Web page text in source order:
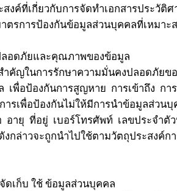
กี่ยวกับการจัดทำเอกสารประวัติศา
ตรการป้องกันข้อมูลส่วนบุคคลที่เหมาะ
ลอดภัยและคุณภาพของข้อมูล
นการรักษาความมั่นคงปลอดภัยของ
เพื่อป้องกันการสูญหาย การเข้าถึง ก
รเพื่อป้องกันไม่ให้มีการนำข้อมูลส่วน
ายุ ที่อยู่ เบอร์โทรศัพท์ เลขประจำตั
กล่าวจะถูกนำไปใช้ตามวัตถุประสงค์
ดเก็บ ใช้ ข้อมูลส่วนบุคคล